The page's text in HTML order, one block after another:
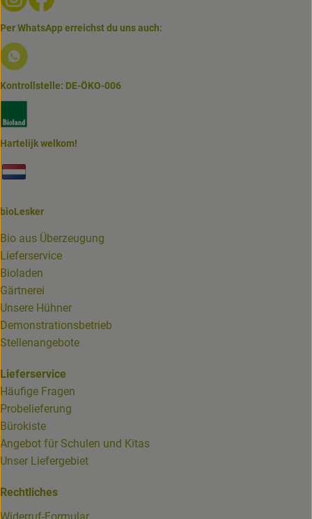
Per WhatsApp erreichst du uns auch:
Externer Link zu https://www.biolesker.de/lieferservice/
Kontrollstelle: DE-ÖKO-006
Hartelijk welkom!
bioLesker
Bio aus Überzeugung
Lieferservice
Bioladen
Gärtnerei
Unsere Hühner
Demonstrationsbetrieb
Stellenangebote
Lieferservice
Häufige Fragen
Probelieferung
Bürokiste
Angebot für Schulen und Kitas
Unser Liefergebiet
Rechtliches